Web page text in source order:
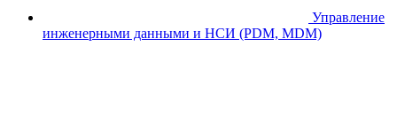
Управление
инженерными данными и НСИ (PDM, MDM)